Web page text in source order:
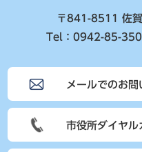
〒841-8511 佐
Tel：0942-85-
メールでのお問
市役所ダイヤル